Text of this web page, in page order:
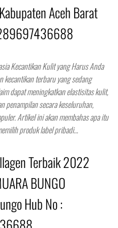
Aceh Barat
Kecantikan Kulit yang Harus Anda
terbaru yang sedang
dapat meningkatkan elastisitas kulit,
penampilan secara keseluruhan,
Artikel ini akan membahas apa itu
produk label pribadi…
Terbaik 2022
BUNGO
Hub No :